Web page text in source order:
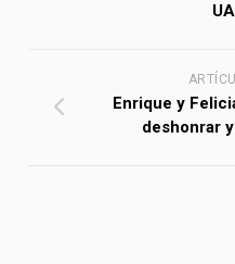
Enrique y
deshonrar